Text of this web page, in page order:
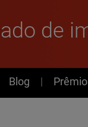
de
Blog